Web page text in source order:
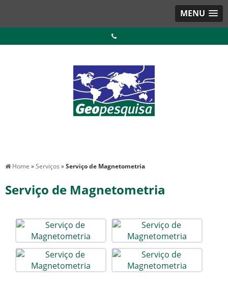
MENU
Home »Serviços »Serviço de Magnetometria
Serviço de Magnetometria